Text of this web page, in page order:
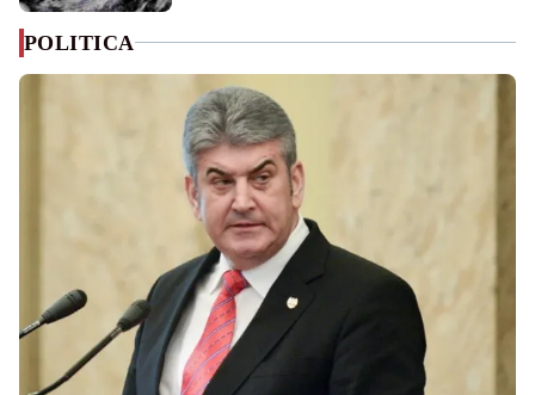
POLITICA